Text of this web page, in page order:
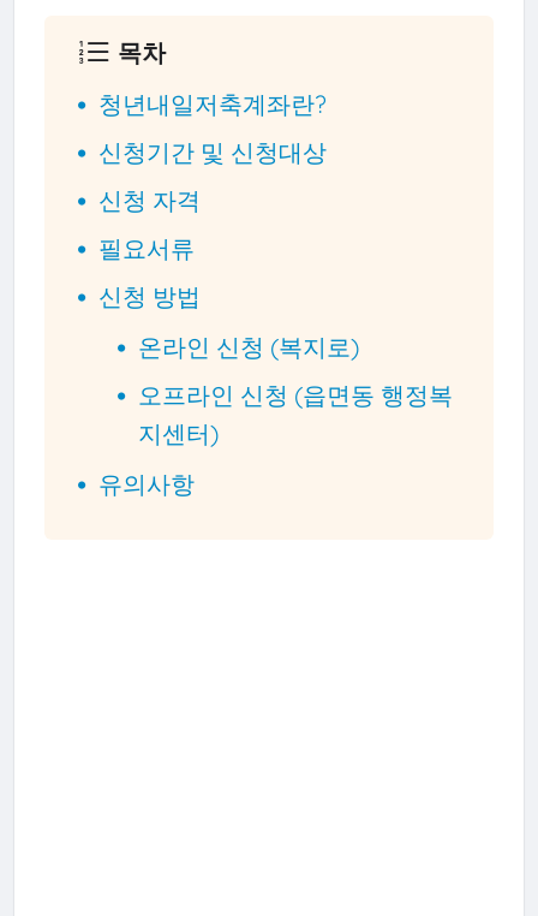
목차
청년내일저축계좌란?
신청기간 및 신청대상
신청 자격
필요서류
신청 방법
온라인 신청 (복지로)
오프라인 신청 (읍면동 행정복
지센터)
유의사항